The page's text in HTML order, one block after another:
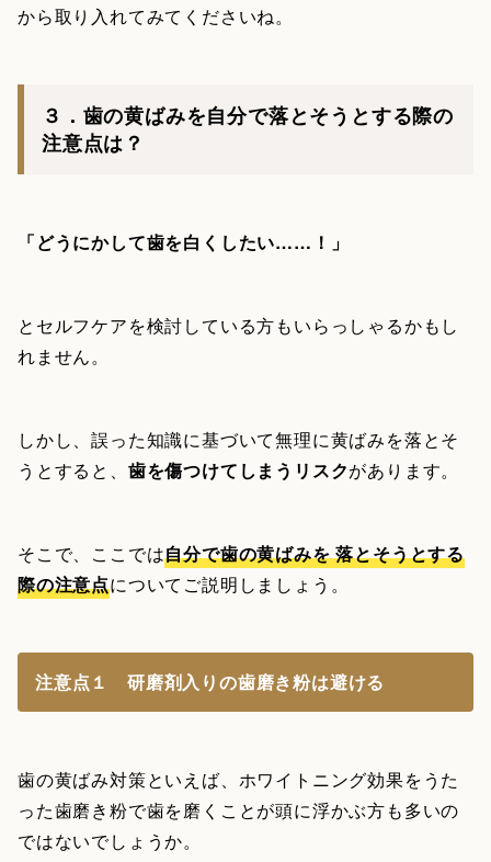
から取り入れてみてくださいね。
３．歯の黄ばみを自分で落とそうとする際の
注意点は？
「どうにかして歯を白くしたい……！」
とセルフケアを検討している方もいらっしゃるかもし
れません。
しかし、誤った知識に基づいて無理に黄ばみを落とそ
うとすると、 歯を傷つけてしまうリスクがあります。
そこで、ここでは自分で歯の黄ばみを 落とそうとする
際の注意点についてご説明しましょう。
注意点１ 研磨剤入りの歯磨き粉は避ける
歯の黄ばみ対策といえば、ホワイトニング効果をうた
った歯磨き粉で歯を磨くことが頭に浮かぶ方も多いの
ではないでしょうか。